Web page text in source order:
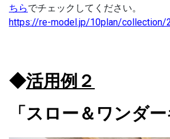
ちらでチェックしてください。
https://re-model.jp/10plan/collection/
◆活用例２
「スロー＆ワンダー